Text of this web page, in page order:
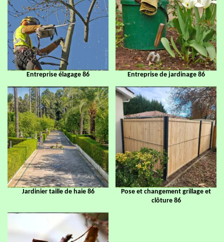
Entreprise élagage 86 Entreprise de jardinage 86
Jardinier taille de haie 86
Pose et changement grillage et
clôture 86